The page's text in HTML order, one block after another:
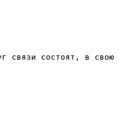
связи состоят, в